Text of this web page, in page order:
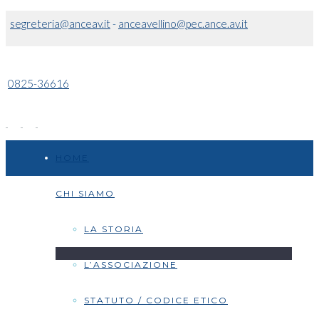
segreteria@anceav.it- anceavellino@pec.ance.av.it
0825-36616
CHI SIAMO
LA STORIA
L’ASSOCIAZIONE
STATUTO / CODICE ETICO